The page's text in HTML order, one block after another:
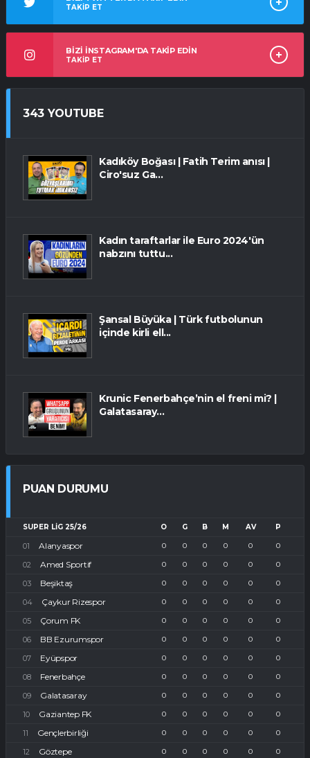
TAKİP ET
BİZİ İNSTAGRAM'DA TAKİP EDİN
TAKİP ET
343 YOUTUBE
Kadıköy Boğası | Fatih Terim anısı |
Ciro'suz Ga...
Kadın taraftarlar ile Euro 2024'ün
nabzını tuttu...
Şansal Büyüka | Türk futbolunun
içinde kirli ell...
Krunic Fenerbahçe’nin el freni mi? |
Galatasaray...
PUAN DURUMU
SUPER LIG 25/26 O G B M AV P
Alanyaspor 0 0 0 0 0 0
Amed Sportif 0 0 0 0 0 0
Beşiktaş 0 0 0 0 0 0
Çaykur Rizespor 0 0 0 0 0 0
Çorum FK 0 0 0 0 0 0
BB Ezurumspor 0 0 0 0 0 0
Eyüpspor 0 0 0 0 0 0
Fenerbahçe 0 0 0 0 0 0
Galatasaray 0 0 0 0 0 0
Gaziantep FK 0 0 0 0 0 0
Gençlerbirliği 0 0 0 0 0 0
Göztepe 0 0 0 0 0 0